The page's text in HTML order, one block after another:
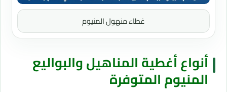
غطاء منهول المنيوم
أنواع أغطية المناهيل والبواليع
المنيوم المتوفرة